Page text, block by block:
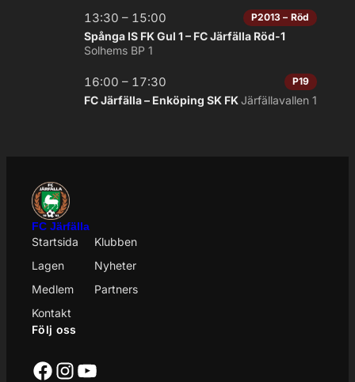
13:30 – 15:00 P2013 – Röd
Spånga IS FK Gul 1 – FC Järfälla Röd-1
Solhems BP 1
16:00 – 17:30 P19
FC Järfälla – Enköping SK FK Järfällavallen 1
FC Järfälla
Startsida
Klubben
Lagen
Nyheter
Medlem
Partners
Kontakt
Följ oss
Facebook
Instagram
YouTube